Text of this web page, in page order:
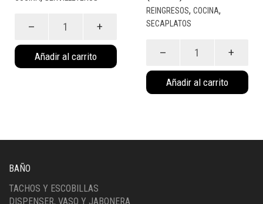
(9009)
cantidadAñadir al carrito
REINGRESOS, COCINA,
SECAPLATOS
Blanco
(2033B)
cantidad
Añadir al carrito
BAÑO
TACHOS Y ESCOBILLAS
DISPENSER, VASO Y JABONERA